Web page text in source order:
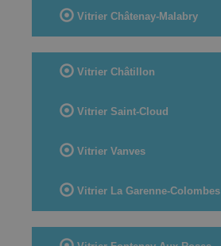
Vitrier Châtenay-Malabry
Vitrier Châtillon
Vitrier Saint-Cloud
Vitrier Vanves
Vitrier La Garenne-Colombes